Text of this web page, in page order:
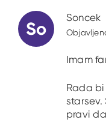
So
Soncek
Imam
Rada
pravi